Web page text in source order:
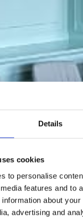
Details
cookies
to personalise
features and to
about
advertising and